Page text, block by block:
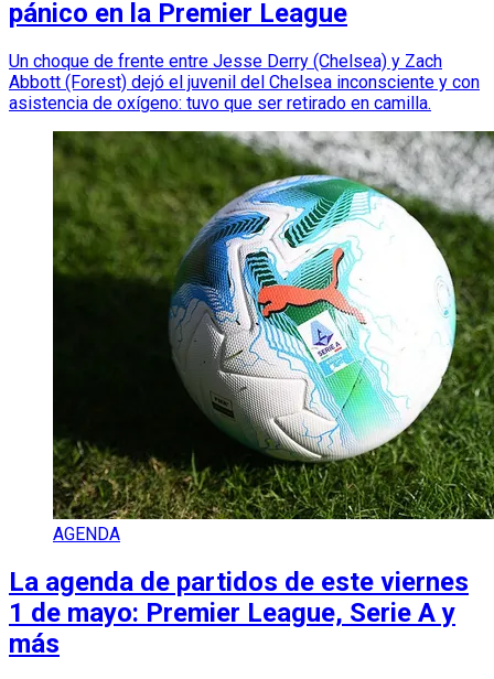
pánico en la Premier League
Un choque de frente entre Jesse Derry (Chelsea) y Zach
Abbott (Forest) dejó el juvenil del Chelsea inconsciente y con
asistencia de oxígeno: tuvo que ser retirado en camilla.
AGENDA
La agenda de partidos de este viernes
1 de mayo: Premier League, Serie A y
más